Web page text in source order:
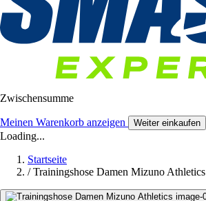
Zwischensumme
Meinen Warenkorb anzeigen Weiter einkaufen
Loading...
Startseite
/ Trainingshose Damen Mizuno Athletics